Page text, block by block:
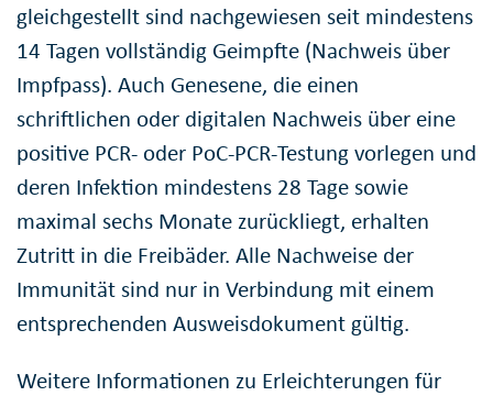
gleichgestellt sind nachgewiesen seit mindestens
14 Tagen vollständig Geimpfte (Nachweis über
Impfpass). Auch Genesene, die einen
schriftlichen oder digitalen Nachweis über eine
positive PCR- oder PoC-PCR-Testung vorlegen und
deren Infektion mindestens 28 Tage sowie
maximal sechs Monate zurückliegt, erhalten
Zutritt in die Freibäder. Alle Nachweise der
Immunität sind nur in Verbindung mit einem
entsprechenden Ausweisdokument gültig.
Weitere Informationen zu Erleichterungen für